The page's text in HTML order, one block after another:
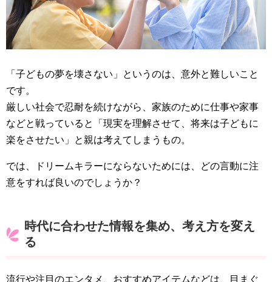
「子どもの夢を壊さない」というのは、意外と難しいこと
です。
厳しい社会で忍耐を続けながら、家族のために仕事や家事
などと戦っていると「現実を理解させて、将来は子どもに
楽をさせたい」と親は考えてしまうもの。
では、ドリームキラーにならないためには、どの言動に注
意をすれば良いのでしょうか？
時代に合わせた情報を集め、考え方を変え
る
流行や注目のエンタメ、おすすめアイテムなどは、目まぐ